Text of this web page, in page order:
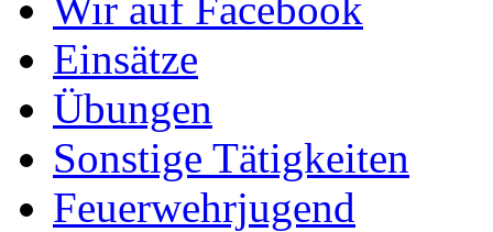
Einsätze
Übungen
Sonstige Tätigkeiten
Feuerwehrjugend